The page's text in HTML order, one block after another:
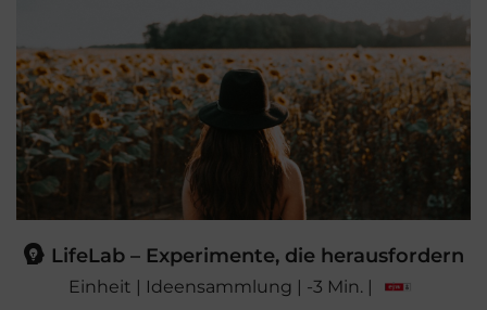
LifeLab – Experimente, die herausfordern
Einheit | Ideensammlung | -3 Min. |